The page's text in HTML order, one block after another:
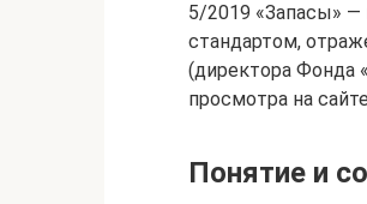
5/2019 «Запасы»
стандартом,
(директора Фонда
просмотра на
Понятие и